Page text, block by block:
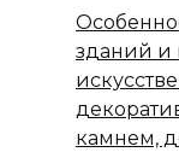
зданий и
камнем,